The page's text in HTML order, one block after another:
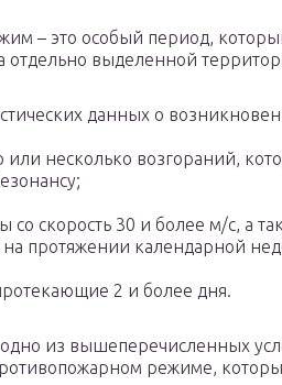
– это особый период,
отдельно выделенной
данных о
несколько возгораний,
со скорость 30 и более м/с, а
на протяжении календарной
2 и более дня.
из вышеперечисленных
режиме,